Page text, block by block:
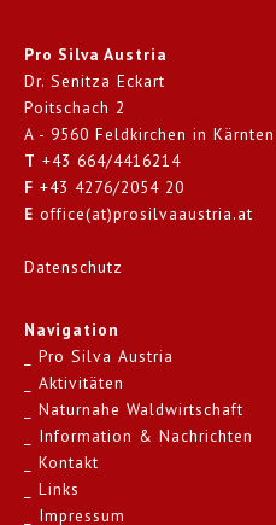
Pro Silva Austria
Dr. Senitza Eckart
Poitschach 2
A - 9560 Feldkirchen in Kärnten
T +43 664/4416214
F +43 4276/2054 20
E office(at)prosilvaaustria.at
Datenschutz
Navigation
Pro Silva Austria
Aktivitäten
Naturnahe Waldwirtschaft
Information & Nachrichten
Kontakt
Links
Impressum